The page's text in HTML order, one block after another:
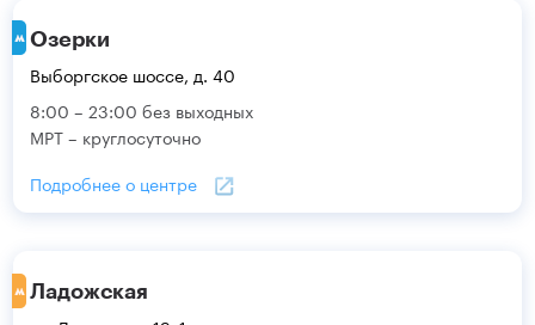
Озерки
Выборгское шоссе, д. 40
8:00 – 23:00 без выходных
МРТ – круглосуточно
Подробнее о центре
Ладожская